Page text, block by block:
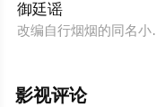
御廷谣
改编自行烟烟的同名
影视评论